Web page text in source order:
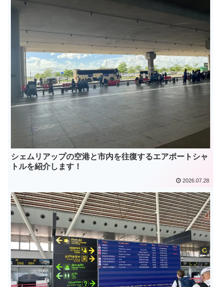
シェムリアップの空港と市内を往復するエアポートシャ
トルを紹介します！
2026.07.28